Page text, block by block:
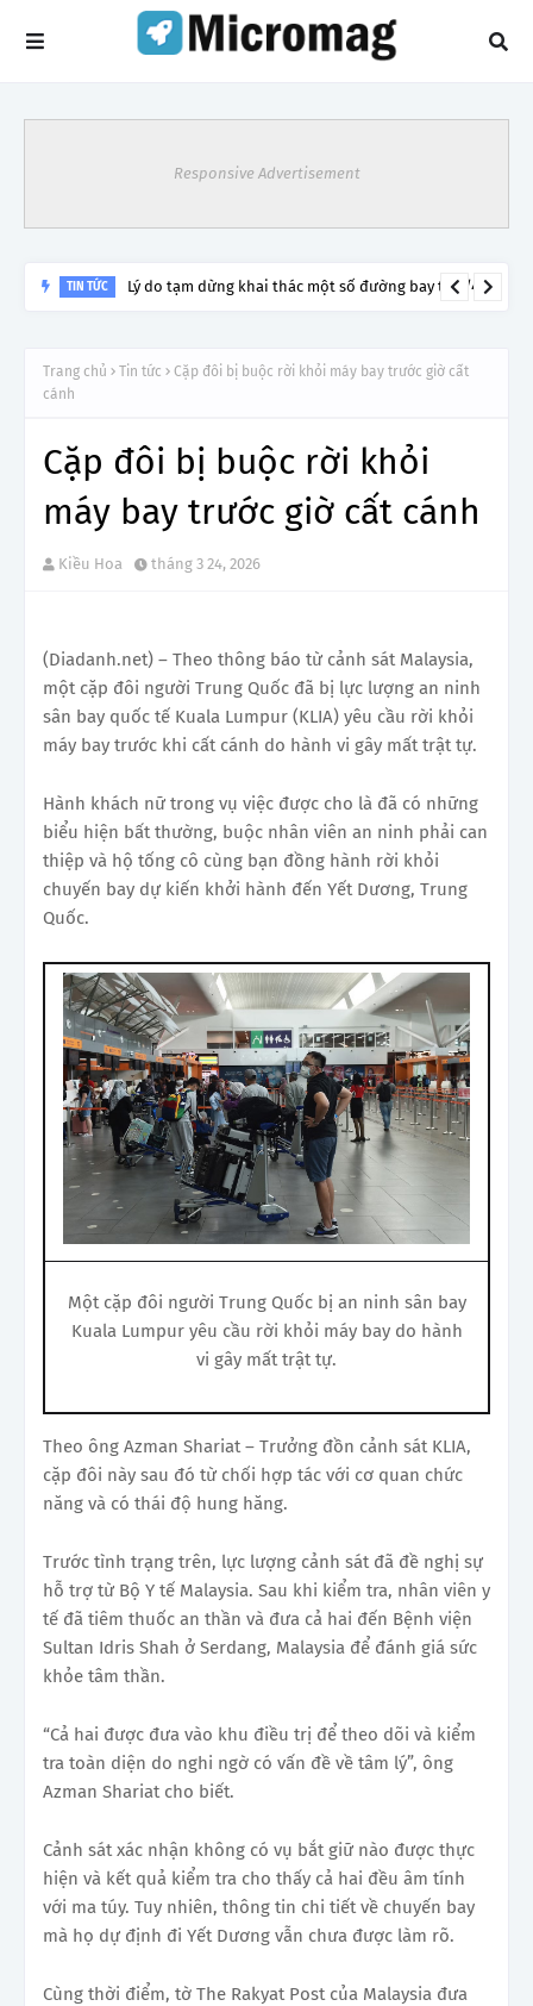
Responsive Advertisement
TIN TỨC Lý do tạm dừng khai thác một số đường bay từ 1/4
Trang chủ Tin tức
Cặp đôi bị buộc rời khỏi máy bay trước giờ cất
cánh
Cặp đôi bị buộc rời khỏi
máy bay trước giờ cất cánh
Kiều Hoa tháng 3 24, 2026
(Diadanh.net) – Theo thông báo từ cảnh sát Malaysia,
một cặp đôi người Trung Quốc đã bị lực lượng an ninh
sân bay quốc tế Kuala Lumpur (KLIA) yêu cầu rời khỏi
máy bay trước khi cất cánh do hành vi gây mất trật tự.
Hành khách nữ trong vụ việc được cho là đã có những
biểu hiện bất thường, buộc nhân viên an ninh phải can
thiệp và hộ tống cô cùng bạn đồng hành rời khỏi
chuyến bay dự kiến khởi hành đến Yết Dương, Trung
Quốc.
Một cặp đôi người Trung Quốc bị an ninh sân bay
Kuala Lumpur yêu cầu rời khỏi máy bay do hành
vi gây mất trật tự.
Theo ông Azman Shariat – Trưởng đồn cảnh sát KLIA,
cặp đôi này sau đó từ chối hợp tác với cơ quan chức
năng và có thái độ hung hăng.
Trước tình trạng trên, lực lượng cảnh sát đã đề nghị sự
hỗ trợ từ Bộ Y tế Malaysia. Sau khi kiểm tra, nhân viên y
tế đã tiêm thuốc an thần và đưa cả hai đến Bệnh viện
Sultan Idris Shah ở Serdang, Malaysia để đánh giá sức
khỏe tâm thần.
“Cả hai được đưa vào khu điều trị để theo dõi và kiểm
tra toàn diện do nghi ngờ có vấn đề về tâm lý”, ông
Azman Shariat cho biết.
Cảnh sát xác nhận không có vụ bắt giữ nào được thực
hiện và kết quả kiểm tra cho thấy cả hai đều âm tính
với ma túy. Tuy nhiên, thông tin chi tiết về chuyến bay
mà họ dự định đi Yết Dương vẫn chưa được làm rõ.
Cùng thời điểm, tờ The Rakyat Post của Malaysia đưa